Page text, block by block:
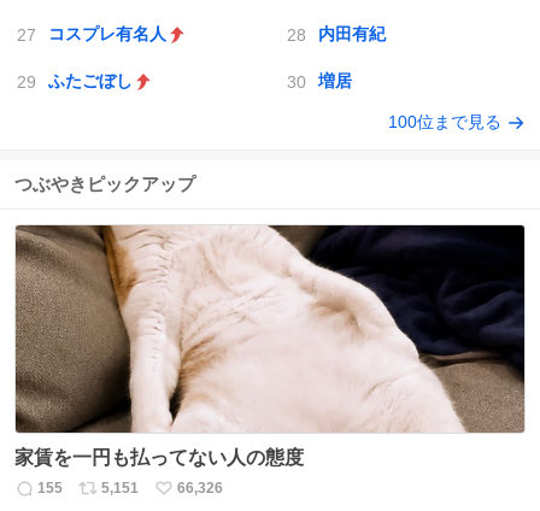
コスプレ有名人 内田有紀
ふたごぼし 増居
100位まで見る
つぶやきピックアップ
家賃を一円も払ってない人の態度
返
155
リ
5,151
い
66,326